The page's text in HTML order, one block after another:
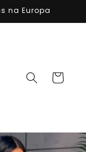
na Europa
Carrinho